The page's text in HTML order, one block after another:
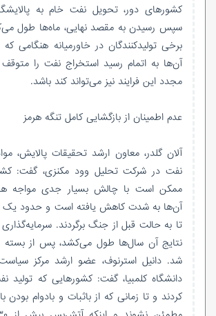
کشورهای دور، تحویل نفت خام به
سپس رسیدن به مقصد نهایی، ماه‌ها طول
برخی تولیدکنندگان در خاورمیانه هنگامی
آن‌ها به اتمام رسید استخراج نفت را متوقف
مجدد این فرایند نیز می‌تواند کند باشد.
عدم اطمینان از بازگشایی کامل تنگه هرمز
آلان گلدر، معاون ارشد تحقیقات پالایش،
نفت در شرکت تحلیل وود مکنزی، گفت:
ممکن است با چالش بسیار جدی مواجه
آن‌ها به شدت کاهش یافته است و حدود
تا به حالت قبل از جنگ برگردند.
نتایج آن سال‌ها طول می‌کشد، پس از
شد. دانیل استرنوف، عضو ارشد مرکز
دانشگاه کلمبیا، گفت: کشورهایی که تولید
کردند و تا زمانی که از باثبات و بادوام بودن